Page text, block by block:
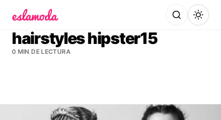
hairstyles hipster15
0 MIN DE LECTURA